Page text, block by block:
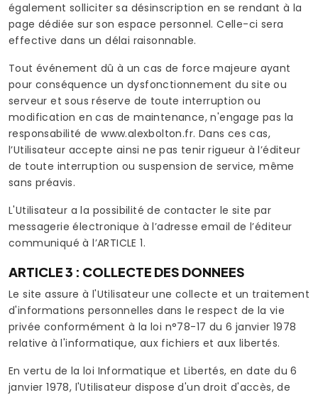
également solliciter sa désinscription en se rendant à la
page dédiée sur son espace personnel. Celle-ci sera
effective dans un délai raisonnable.
Tout événement dû à un cas de force majeure ayant
pour conséquence un dysfonctionnement du site ou
serveur et sous réserve de toute interruption ou
modification en cas de maintenance, n'engage pas la
responsabilité de www.alexbolton.fr. Dans ces cas,
l’Utilisateur accepte ainsi ne pas tenir rigueur à l’éditeur
de toute interruption ou suspension de service, même
sans préavis.
L'Utilisateur a la possibilité de contacter le site par
messagerie électronique à l’adresse email de l’éditeur
communiqué à l’ARTICLE 1.
ARTICLE 3 : COLLECTE DES DONNEES
Le site assure à l'Utilisateur une collecte et un traitement
d'informations personnelles dans le respect de la vie
privée conformément à la loi n°78-17 du 6 janvier 1978
relative à l'informatique, aux fichiers et aux libertés.
En vertu de la loi Informatique et Libertés, en date du 6
janvier 1978, l'Utilisateur dispose d'un droit d'accès, de